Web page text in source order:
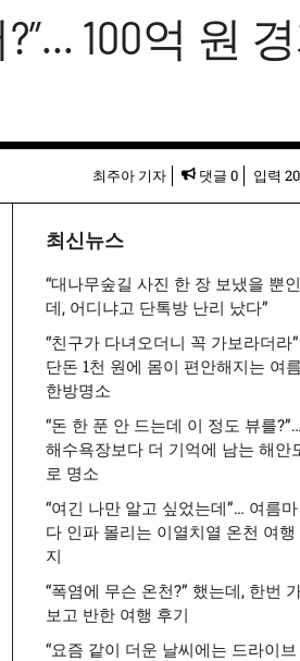
100억 원
최주아 기자 댓글 0 입력
최신뉴스
“대나무숲길 사진 한 장 보냈을 뿐인
데, 어디냐고 단톡방 난리 났다”
“친구가 다녀오더니 꼭 가보라더라
단돈 1천 원에 몸이 편안해지는 여름
한방명소
“돈 한 푼 안 드는데 이 정도 뷰를?”…
해수욕장보다 더 기억에 남는 해안
로 명소
“여긴 나만 알고 싶었는데”… 여름마
다 인파 몰리는 이열치열 온천 여행
지
“폭염에 무슨 온천?” 했는데, 한번
보고 반한 여행 후기
“요즘 같이 더운 날씨에는 드라이브